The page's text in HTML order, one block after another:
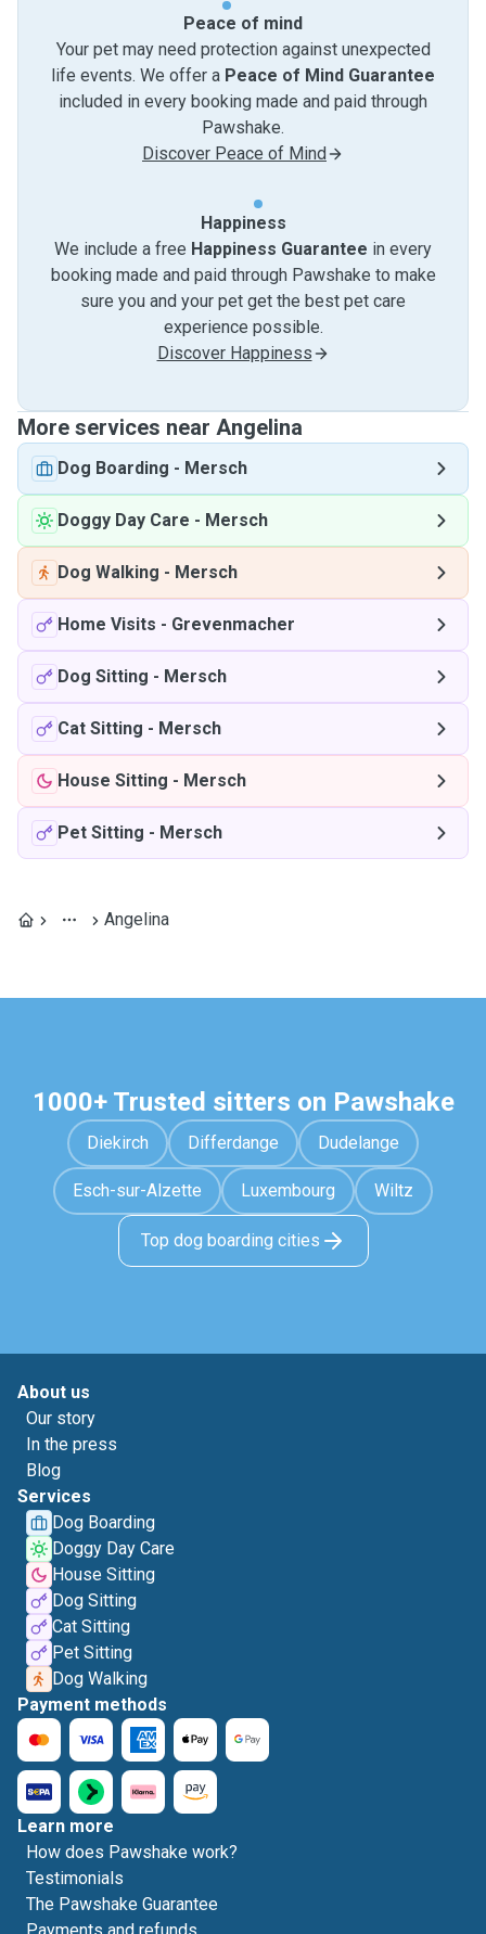
Peace of mind
Your pet may need protection against unexpected
life events. We offer a Peace of Mind Guarantee
included in every booking made and paid through
Pawshake.
Discover Peace of Mind
Happiness
We include a free Happiness Guarantee in every
booking made and paid through Pawshake to make
sure you and your pet get the best pet care
experience possible.
Discover Happiness
More services near Angelina
Dog Boarding - Mersch
Doggy Day Care - Mersch
Dog Walking - Mersch
Home Visits - Grevenmacher
Dog Sitting - Mersch
Cat Sitting - Mersch
House Sitting - Mersch
Pet Sitting - Mersch
Angelina
1000+ Trusted sitters on Pawshake
Diekirch Differdange Dudelange
Esch-sur-Alzette Luxembourg Wiltz
Top dog boarding cities
About us
Our story
In the press
Blog
Services
Dog Boarding
Doggy Day Care
House Sitting
Dog Sitting
Cat Sitting
Pet Sitting
Dog Walking
Payment methods
Learn more
How does Pawshake work?
Testimonials
The Pawshake Guarantee